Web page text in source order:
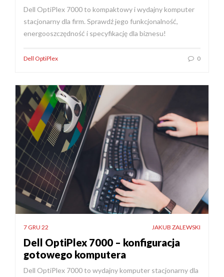
Dell OptiPlex 7000 to kompaktowy i wydajny komputer
stacjonarny dla firm. Sprawdź jego funkcjonalność,
energooszczędność i specyfikację dla biznesu!
Dell OptiPlex 0
7 GRU 22 JAKUB ZALEWSKI
Dell OptiPlex 7000 – konfiguracja
gotowego komputera
Dell OptiPlex 7000 to wydajny komputer stacjonarny dla